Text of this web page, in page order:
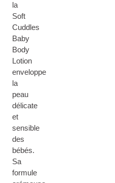
la
Soft
Cuddles
Baby
Body
Lotion
enveloppe
la
peau
délicate
et
sensible
des
bébés.
Sa
formule